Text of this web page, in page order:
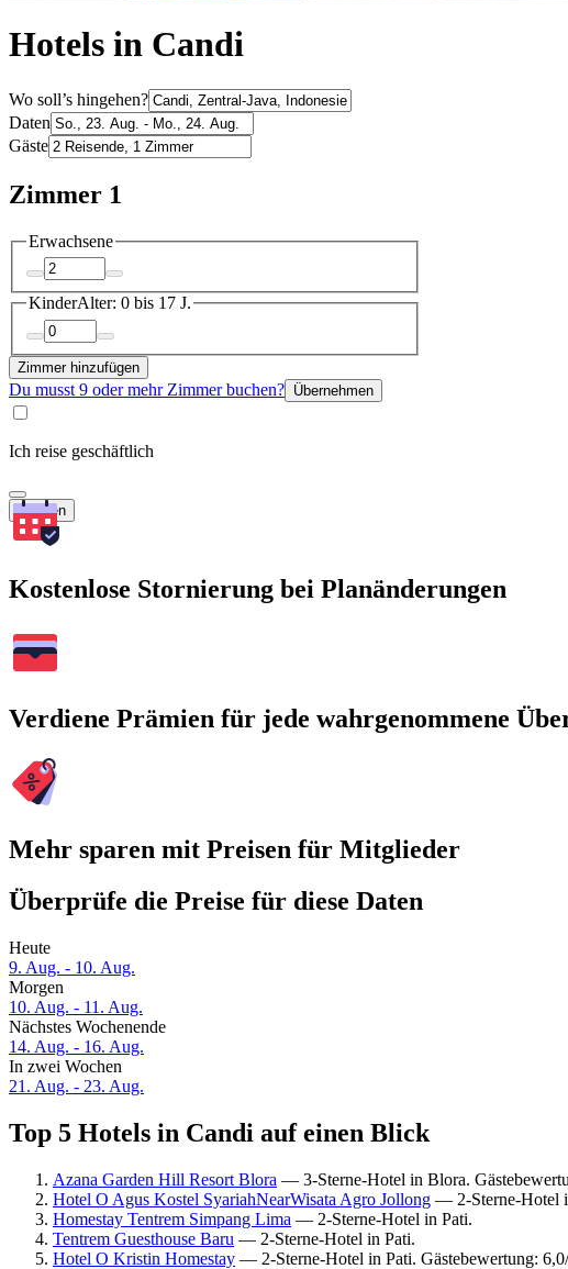
Hotels in Candi
Wo soll’s hingehen?
Daten
Gäste
Zimmer 1
Erwachsene
KinderAlter: 0 bis 17 J.
Zimmer hinzufügen
Du musst 9 oder mehr Zimmer buchen? Übernehmen
Ich reise geschäftlich
Suchen
Kostenlose Stornierung bei Planänderungen
Verdiene Prämien für jede wahrgenommene
Mehr sparen mit Preisen für Mitglieder
Überprüfe die Preise für diese Daten
Heute
9. Aug. - 10. Aug.
Morgen
10. Aug. - 11. Aug.
Nächstes Wochenende
14. Aug. - 16. Aug.
In zwei Wochen
21. Aug. - 23. Aug.
Top 5 Hotels in Candi auf einen Blick
Azana Garden Hill Resort Blora — 3-Sterne-Hotel in Blora.
Hotel O Agus Kostel SyariahNearWisata Agro Jollong — 2-Sterne-Hotel
Homestay Tentrem Simpang Lima — 2-Sterne-Hotel in Pati.
Tentrem Guesthouse Baru — 2-Sterne-Hotel in Pati.
Hotel O Kristin Homestay — 2-Sterne-Hotel in Pati. Gästebewertung: